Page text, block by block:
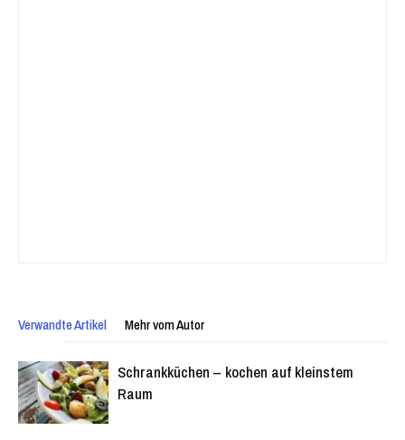
Verwandte Artikel Mehr vom Autor
Schrankküchen – kochen auf kleinstem
Raum